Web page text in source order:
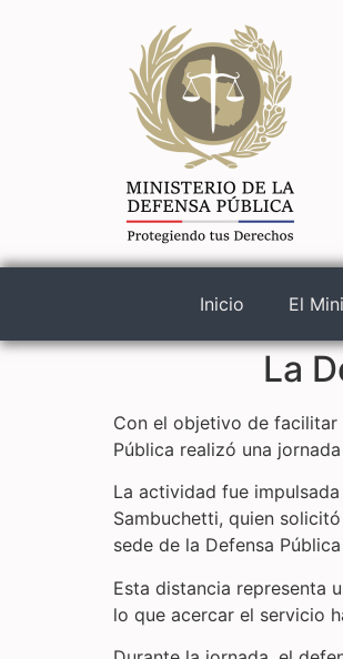
Inicio El
La
Con el objetivo de facilitar
Pública realizó una
La actividad fue
Sambuchetti, quien
sede de la Defensa
Esta distancia representa
lo que acercar el servicio